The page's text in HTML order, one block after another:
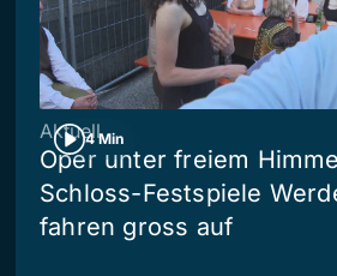
4 Min
Aktuell
Oper unter freiem
Schloss-Festspiele
fahren gross auf